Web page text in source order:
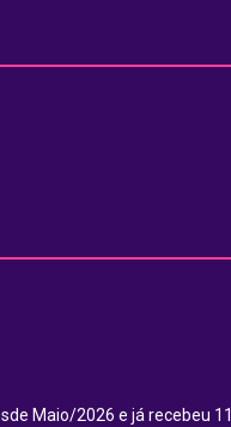
Maio/2026 e já recebeu 11